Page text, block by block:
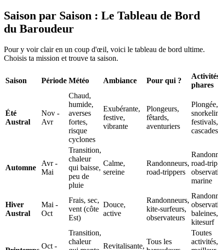
Saison par Saison : Le Tableau de Bord
du Baroudeur
Pour y voir clair en un coup d'œil, voici le tableau de bord ultime.
Choisis ta mission et trouve ta saison.
Saison Période Météo Ambiance Pour qui ?
phares
Été
Austral
Nov -
Avr
Chaud,
humide,
averses
fortes,
risque
cyclones
Exubérante,
festive,
vibrante
Plongeurs,
fêtards,
aventuriers
Plongée,
festivals,
cascades
Automne
Avr -
Mai
Transition,
chaleur
qui baisse,
peu de
pluie
Calme,
sereine
Randonneurs,
road-trippers
road-
marine
Hiver
Austral
Mai -
Oct
Frais, sec,
vent (côte
Est)
Douce,
active
Randonneurs,
kite-surfeurs,
observateurs
baleines,
kitesurf
Oct -
Transition,
chaleur
Revitalisante,
Tous les
Toutes
activités,